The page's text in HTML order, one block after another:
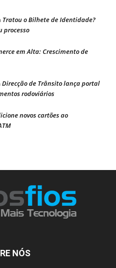
Tratou o Bilhete de Identidade?
processo
em Alta: Crescimento de
Direcção de Trânsito lança portal
rodoviários
novos cartões ao
NÓS